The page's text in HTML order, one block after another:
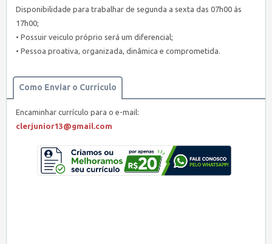
Disponibilidade para trabalhar de segunda a sexta das 07h00 ás
17h00;
• Possuir veiculo próprio será um diferencial;
• Pessoa proativa, organizada, dinâmica e comprometida.
Como Enviar o Currículo
Encaminhar currículo para o e-mail:
clerjunior13@gmail.com